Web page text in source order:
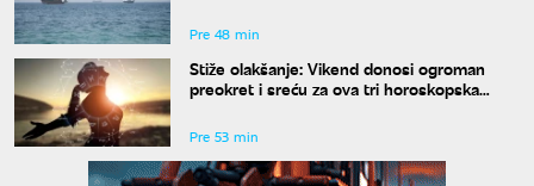
Pre 48 min
Stiže olakšanje: Vikend donosi ogroman
preokret i sreću za ova tri horoskopska
Pre 53 min